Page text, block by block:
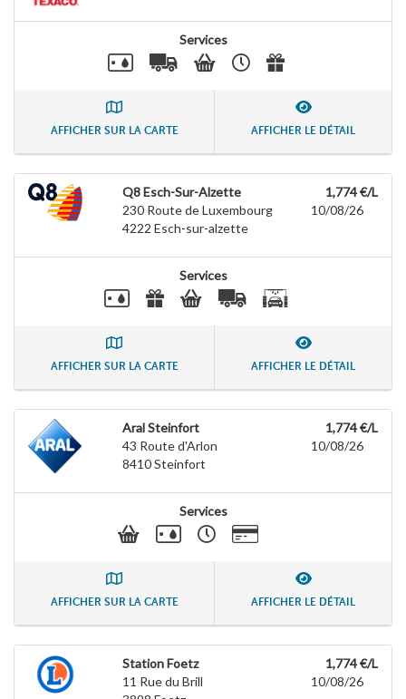
Services
AFFICHER SUR LA CARTE AFFICHER LE DÉTAIL
Q8 Esch-Sur-Alzette
230 Route de Luxembourg
4222 Esch-sur-alzette
1,774 €/L
10/08/26
Services
AFFICHER SUR LA CARTE AFFICHER LE DÉTAIL
Aral Steinfort
43 Route d'Arlon
8410Steinfort
1,774 €/L
10/08/26
Services
AFFICHER SUR LA CARTE AFFICHER LE DÉTAIL
Station Foetz
11 Rue du Brill
1,774 €/L
10/08/26